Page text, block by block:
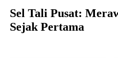
Sel Tali Pusat:
Sejak Pertama